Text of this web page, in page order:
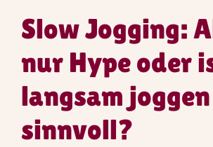
Slow Jogging:
nur Hype oder
langsam joggen
sinnvoll?